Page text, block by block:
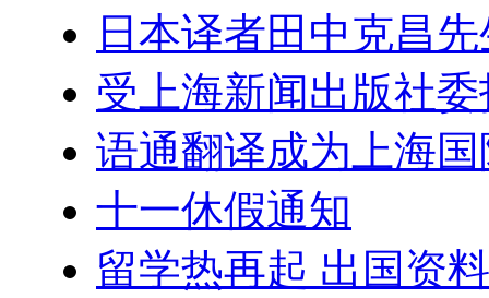
日本译者田中克昌
受上海新闻出版社
语通翻译成为上海
十一休假通知
留学热再起 出国资